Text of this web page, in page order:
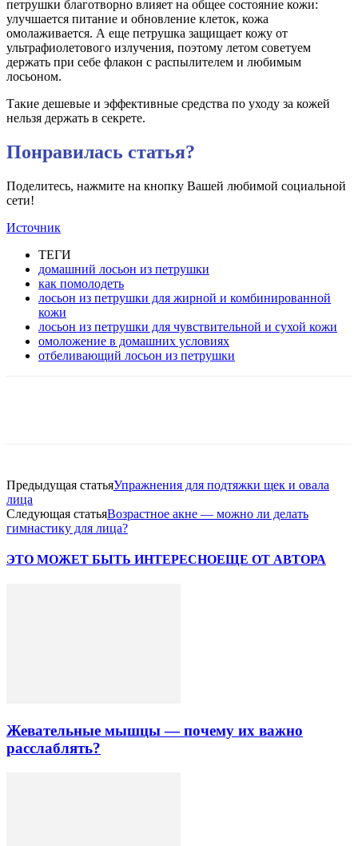
петрушки благотворно влияет на общее состояние кожи:
улучшается питание и обновление клеток, кожа
омолаживается. А еще петрушка защищает кожу от
ультрафиолетового излучения, поэтому летом советуем
держать при себе флакон с распылителем и любимым
лосьоном.
Такие дешевые и эффективные средства по уходу за кожей
нельзя держать в секрете.
Понравилась статья?
Поделитесь, нажмите на кнопку Вашей любимой социальной
сети!
Источник
ТЕГИ
домашний лосьон из петрушки
как помолодеть
лосьон из петрушки для жирной и комбинированной
кожи
лосьон из петрушки для чувствительной и сухой кожи
омоложение в домашних условиях
отбеливающий лосьон из петрушки
Предыдущая статьяУпражнения для подтяжки щек и овала
лица
Следующая статьяВозрастное акне — можно ли делать
гимнастику для лица?
ЭТО МОЖЕТ БЫТЬ ИНТЕРЕСНОЕЩЕ ОТ АВТОРА
Жевательные мышцы — почему их важно
расслаблять?